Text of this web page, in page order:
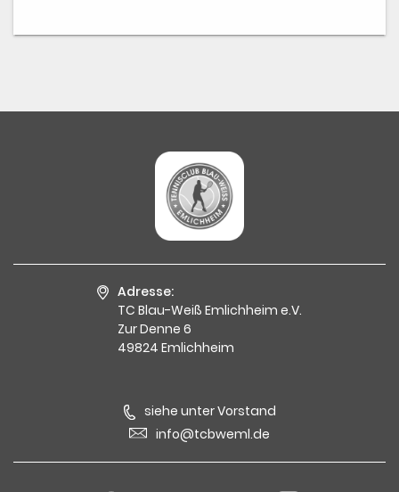
Adresse:
TC Blau-Weiß Emlichheim e.V.
Zur Denne 6
49824 Emlichheim
siehe unter Vorstand
info@tcbweml.de